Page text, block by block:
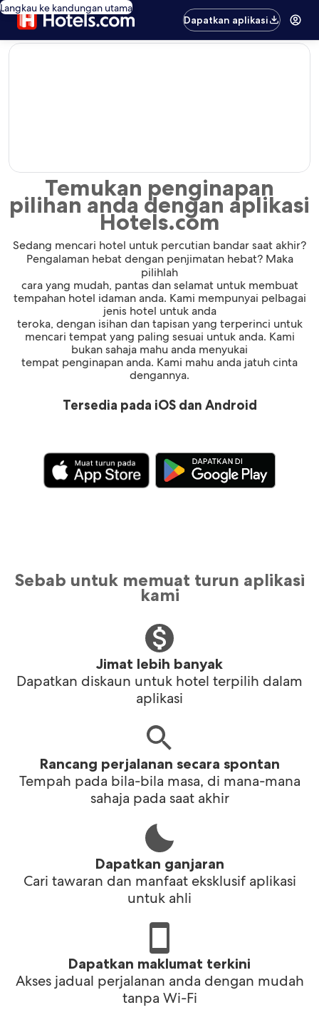
Langkau ke kandungan utama
Dapatkan aplikasi
editorial
Temukan penginapan
pilihan anda dengan aplikasi
Hotels.com
Sedang mencari hotel untuk percutian bandar saat akhir?
Pengalaman hebat dengan penjimatan hebat? Maka
pilihlah
cara yang mudah, pantas dan selamat untuk membuat
tempahan hotel idaman anda. Kami mempunyai pelbagai
jenis hotel untuk anda
teroka, dengan isihan dan tapisan yang terperinci untuk
mencari tempat yang paling sesuai untuk anda. Kami
bukan sahaja mahu anda menyukai
tempat penginapan anda. Kami mahu anda jatuh cinta
dengannya.
Tersedia pada iOS dan Android
Sebab untuk memuat turun aplikasi
kami
Jimat lebih banyak
Dapatkan diskaun untuk hotel terpilih dalam
aplikasi
Rancang perjalanan secara spontan
Tempah pada bila-bila masa, di mana-mana
sahaja pada saat akhir
Dapatkan ganjaran
Cari tawaran dan manfaat eksklusif aplikasi
untuk ahli
Dapatkan maklumat terkini
Akses jadual perjalanan anda dengan mudah
tanpa Wi-Fi